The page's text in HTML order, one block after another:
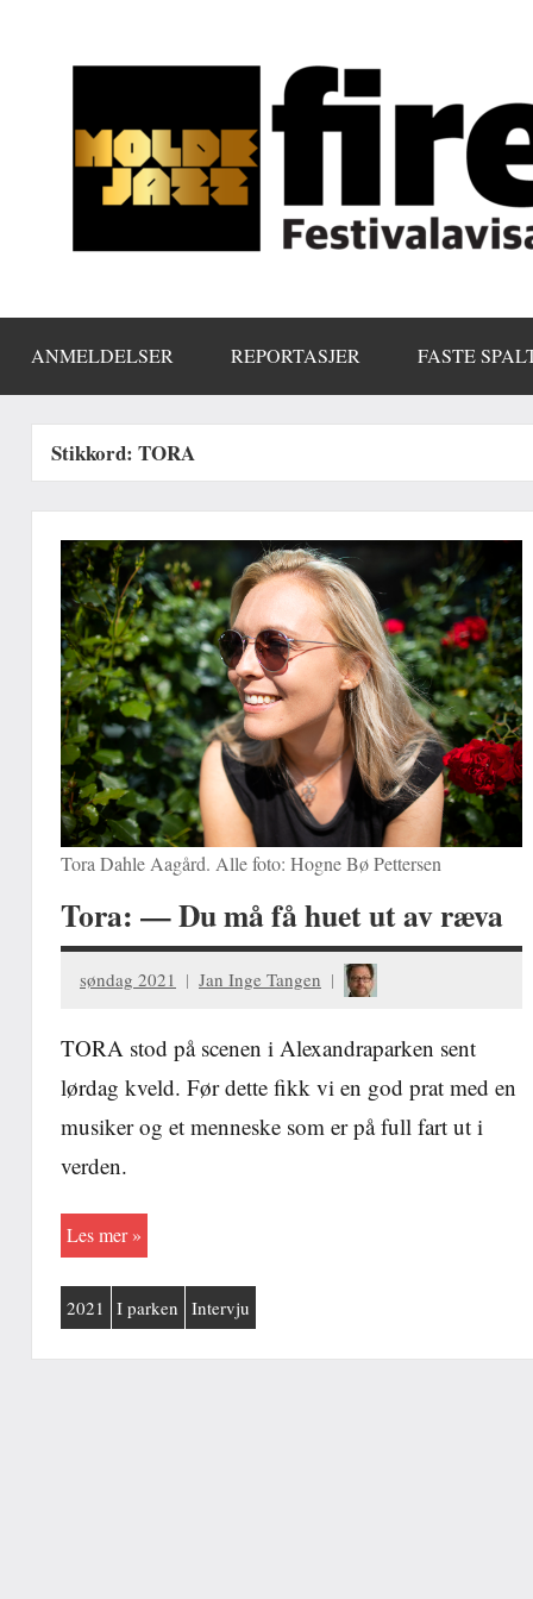
ANMELDELSER REPORTASJER FASTE
Stikkord: TORA
Tora Dahle Aagård. Alle foto: Hogne Bø Pettersen
Tora: — Du må få huet ut av ræva
søndag 2021 Jan Inge Tangen
TORA stod på scenen i Alexandraparken sent
lørdag kveld. Før dette fikk vi en god prat med en
musiker og et menneske som er på full fart ut i
verden.
Les mer
2021 I parken Intervju